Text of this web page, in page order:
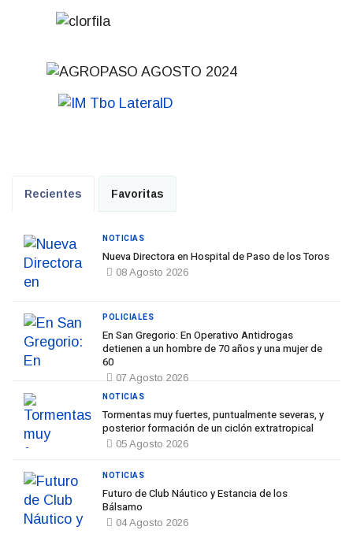
Recientes Favoritas
Nueva Directora en Hospital de Paso de los Toros
08 Agosto 2026
NOTICIAS
En San Gregorio: En Operativo Antidrogas
detienen a un hombre de 70 años y una mujer de
60
07 Agosto 2026
POLICIALES
Tormentas muy fuertes, puntualmente severas, y
posterior formación de un ciclón extratropical
05 Agosto 2026
NOTICIAS
Futuro de Club Náutico y Estancia de los
Bálsamo
04 Agosto 2026
NOTICIAS